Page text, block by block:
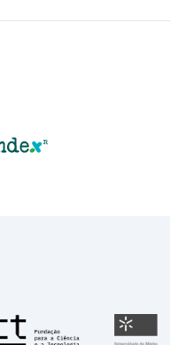
Fundação